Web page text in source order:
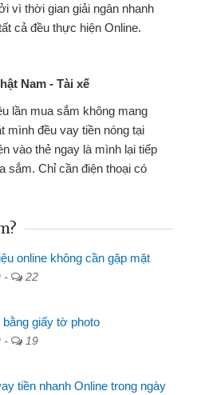
nhiều lúc
đến website
đã giải
online không cần gặp mặt
- 22
bằng giấy tờ photo
- 19
tiền nhanh Online trong ngày